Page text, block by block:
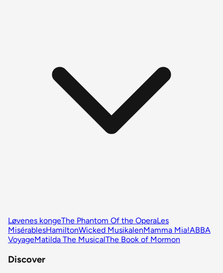
Løvenes kongeThe Phantom Of the OperaLes
MisérablesHamiltonWicked MusikalenMamma Mia!ABBA
VoyageMatilda The MusicalThe Book of Mormon
Discover